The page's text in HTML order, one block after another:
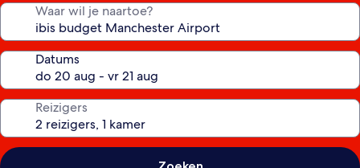
Waar wil je naartoe?
Datums
Reizigers